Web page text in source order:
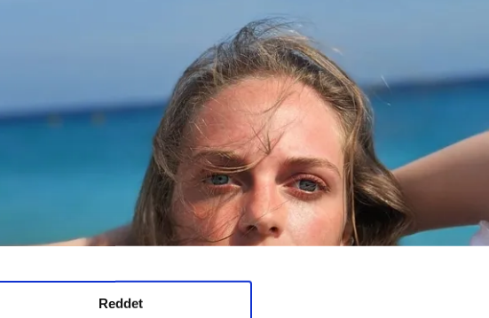
Reddet